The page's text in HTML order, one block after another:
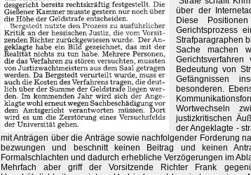
über der
Diese
Gerichtsprozess
Strafparagraphen
Sache machen
Bedeutung von
Gefängnissen
besonderen.
Wortwechseln
justizkritischen
der Angeklagte -
mit Anträgen über die Anträge sowie nachfolgender Forderung
bezwungen und beschnitt keinen Beitrag und keinen
Formalschlachten und dadurch erhebliche Verzögerungen im
Mehrfach aber griff der Vorsitzende Richter Frank